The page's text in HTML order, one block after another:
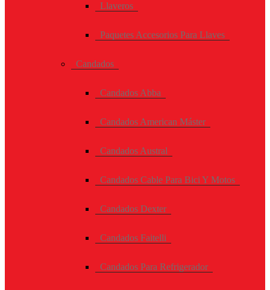
Llaveros
Paquetes Accesorios Para Llaves
Candados
Candados Abba
Candados American Máster
Candados Austral
Candados Cable Para Bici Y Motos
Candados Dexter
Candados Faitelli
Candados Para Refrigerador